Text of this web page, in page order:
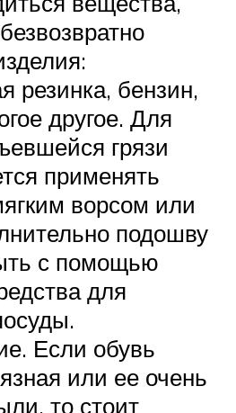
резинка, бензин,
другое. Для
грязи
применять
ворсом или
подошву
с помощью
для
Если обувь
или ее очень
то стоит